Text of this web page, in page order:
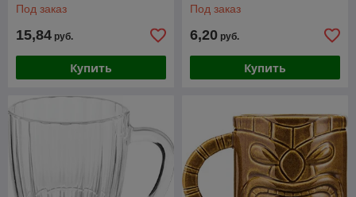
Под заказ
15,84 руб.
Купить
Под заказ
6,20 руб.
Купить